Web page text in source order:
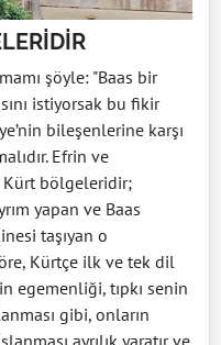
şöyle: "Baas bir
istiyorsak bu fikir
bileşenlerine karşı
Efrin ve
Kürt bölgeleridir;
yapan ve Baas
taşıyan o
Kürtçe ilk ve tek dil
egemenliği, tıpkı senin
gibi, onların
ayrılık yaratır ve